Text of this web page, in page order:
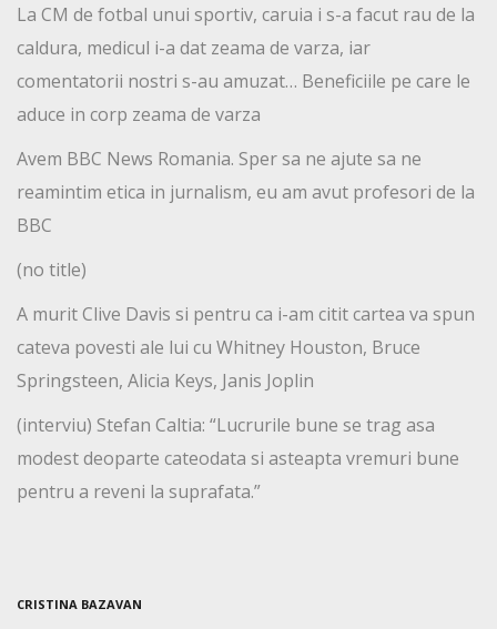
La CM de fotbal unui sportiv, caruia i s-a facut rau de la
caldura, medicul i-a dat zeama de varza, iar
comentatorii nostri s-au amuzat… Beneficiile pe care le
aduce in corp zeama de varza
Avem BBC News Romania. Sper sa ne ajute sa ne
reamintim etica in jurnalism, eu am avut profesori de la
BBC
(no title)
A murit Clive Davis si pentru ca i-am citit cartea va spun
cateva povesti ale lui cu Whitney Houston, Bruce
Springsteen, Alicia Keys, Janis Joplin
(interviu) Stefan Caltia: “Lucrurile bune se trag asa
modest deoparte cateodata si asteapta vremuri bune
pentru a reveni la suprafata.”
CRISTINA BAZAVAN